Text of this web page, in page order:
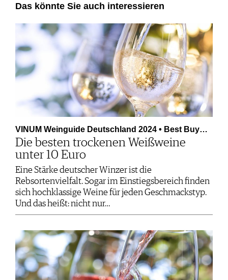
Das könnte Sie auch interessieren
VINUM Weinguide Deutschland 2024 • Best Buy…
Die besten trockenen Weißweine
unter 10 Euro
Eine Stärke deutscher Winzer ist die
Rebsortenvielfalt. Sogar im Einstiegsbereich finden
sich hochklassige Weine für jeden Geschmackstyp.
Und das heißt: nicht nur…